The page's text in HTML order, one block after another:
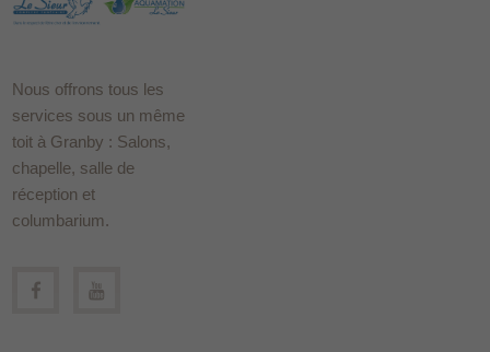
Nous offrons tous les
services sous un même
toit à Granby : Salons,
chapelle, salle de
réception et
columbarium.